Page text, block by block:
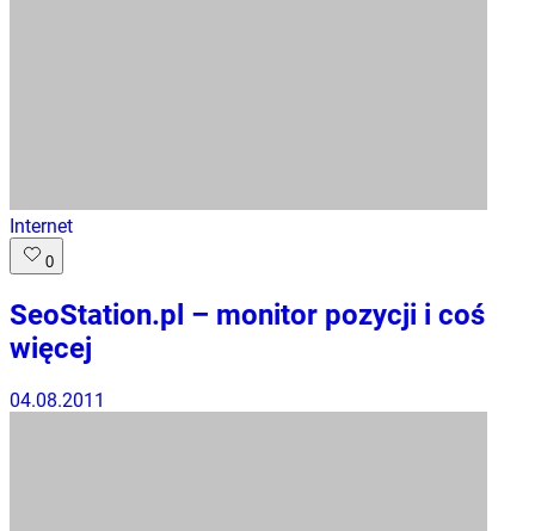
Internet
0
SeoStation.pl – monitor pozycji i coś
więcej
04.08.2011